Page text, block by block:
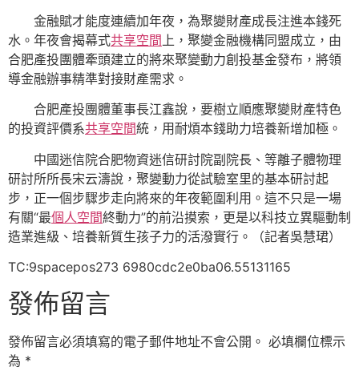
金融賦才能度連續加年夜，為聚變財產成長注進本錢死
水。年夜會揭幕式共享空間 上，聚變金融機構同盟成立，由
合肥產投團體牽頭建立的將來聚變動力創投基金發布，將領
導金融辦事精準對接財產需求。
合肥產投團體董事長江鑫說，要樹立順應聚變財產特色
的投資評價系共享空間統，用耐煩本錢助力培養新增加極。
中國迷信院合肥物資迷信研討院副院長、等離子體物理
研討所所長宋云濤說，聚變動力從試驗室里的基本研討起
步，正一個步驟步走向將來的年夜範圍利用。這不只是一場
有關“最個人空間終動力”的前沿摸索，更是以科技立異驅動制
造業進級、培養新質生孩子力的活潑實行。（記者吳慧珺）
TC:9spacepos273 6980cdc2e0ba06.55131165
發佈留言
發佈留言必須填寫的電子郵件地址不會公開。 必填欄位標示
為 *